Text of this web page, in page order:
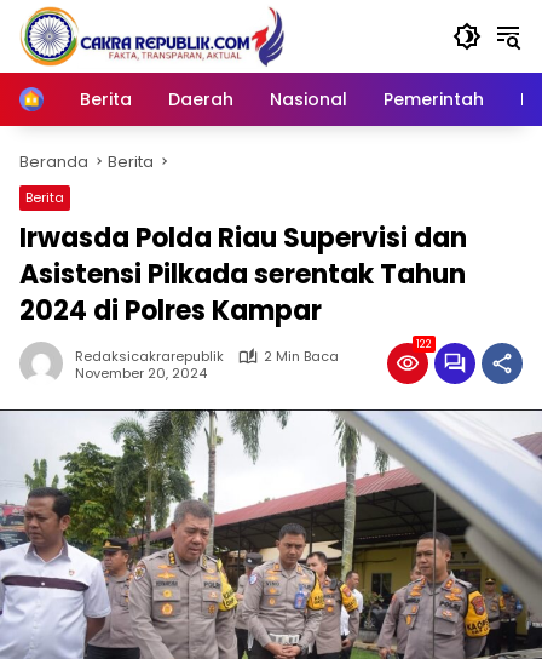
Langsung
konten
Home
Berita Daerah Nasional Pemerintah
Beranda Berita
Berita
Irwasda Polda Riau Supervisi dan
Asistensi Pilkada serentak Tahun
2024 di Polres Kampar
Redaksicakrarepublik
2 Min Baca
November 20, 2024
122